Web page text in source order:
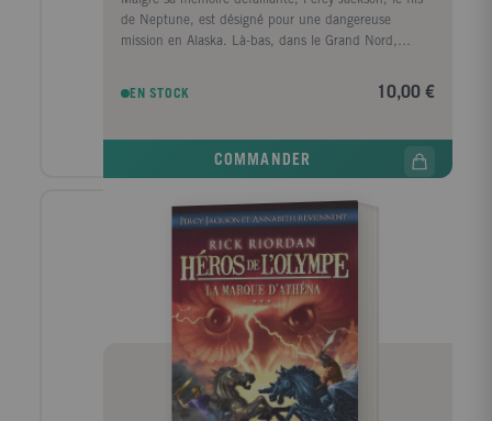
de Neptune, est désigné pour une dangereuse
mission en Alaska. Là-bas, dans le Grand Nord,
un à un. Assisté par les demi-dieux Hazel et Frank,
Percy doit une fois encore combattre le chaos qui
EN STOCK 10,00 €
COMMANDER